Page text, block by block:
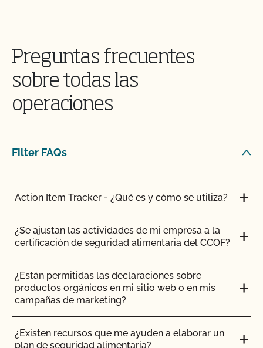
Preguntas frecuentes
sobre todas las
operaciones
Filter FAQs
Action Item Tracker - ¿Qué es y cómo se utiliza?
¿Se ajustan las actividades de mi empresa a la
certificación de seguridad alimentaria del CCOF?
¿Están permitidas las declaraciones sobre
productos orgánicos en mi sitio web o en mis
campañas de marketing?
¿Existen recursos que me ayuden a elaborar un
plan de seguridad alimentaria?